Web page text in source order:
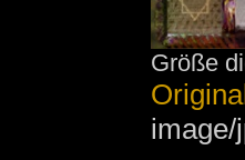
Größe
image/